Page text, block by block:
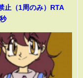
止（1周のみ）RTA